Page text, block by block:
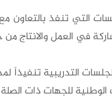
التي تنفذ بالتعاون
في العمل والانتاج من
التدريبية تنفيذاً
الوطنية للجهات ذات